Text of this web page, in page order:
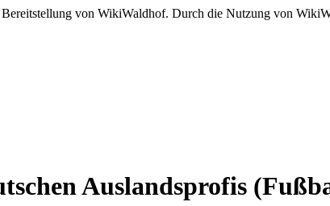
von WikiWaldhof. Durch die Nutzung von
Auslandsprofis